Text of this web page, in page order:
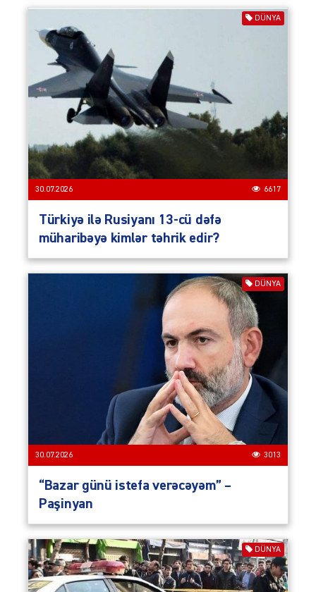
DÜNYA
30.07.2026 6617
Türkiyə ilə Rusiyanı 13-cü dəfə
müharibəyə kimlər təhrik edir?
DÜNYA
30.07.2026 3013
“Bazar günü istefa verəcəyəm” –
Paşinyan
DÜNYA